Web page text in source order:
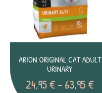
ARION ORIGINAL CAT ADULT
URINARY
24,95€– 63,95€